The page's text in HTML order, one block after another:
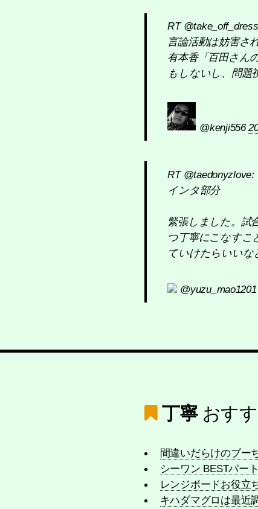
RT
言論活動は妨害さ
有本香「百田さん
もしないし、問題
@kenji556
RT
インタ部分
緊張しました。試
つ丁寧にこなすこ
ていけたらいい
丁寧おす
間違いだらけのブー
シーワン BESTパー
レンジボードお役立
キハダマグロは最近